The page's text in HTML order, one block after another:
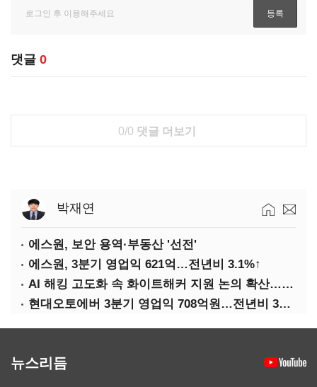
댓글 0
0/0 댓글 더보기
박재연
에스원, 보안 용역·부동산 '선전'
에스원, 3분기 영업익 621억…전년비 3.1%↑
AI 해킹 고도화 속 화이트해커 지원 논의 확산…'버그바운티' 재조명
현대오토에버 3분기 영업익 708억원…전년비 34.8%↑
뉴스리듬